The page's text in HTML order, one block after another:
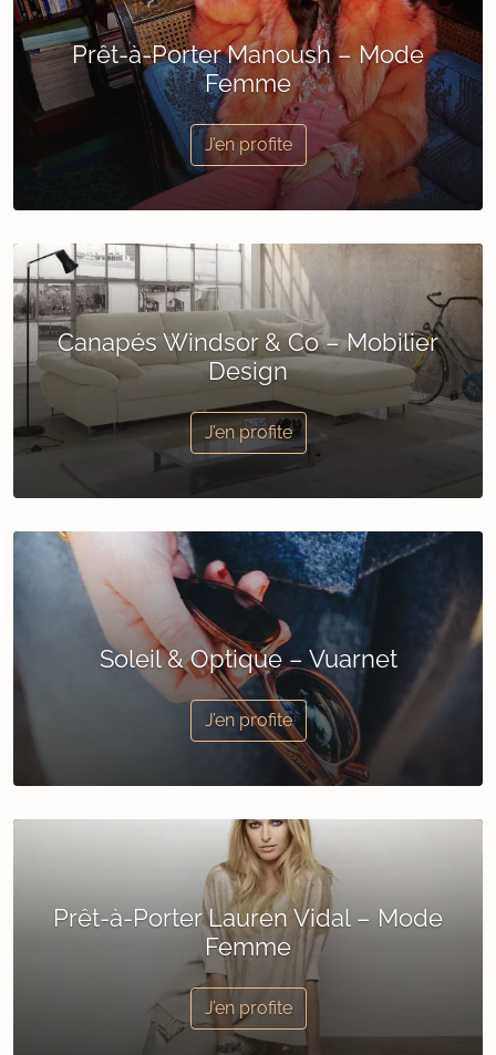
Prêt-à-Porter Manoush – Mode
Femme
J’en profite
Canapés Windsor & Co – Mobilier
Design
J’en profite
Soleil & Optique – Vuarnet
J’en profite
Prêt-à-Porter Lauren Vidal – Mode
Femme
J’en profite